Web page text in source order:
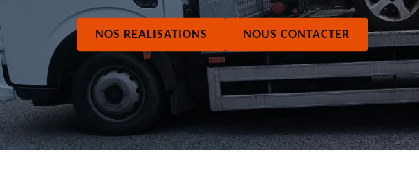
NOS REALISATIONS NOUS CONTACTER